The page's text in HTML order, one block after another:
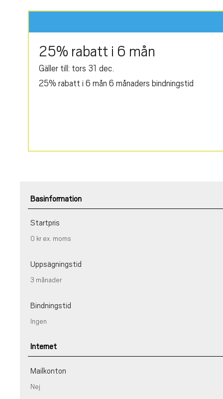
25% rabatt i 6 mån
Gäller till: tors 31 dec.
25% rabatt i 6 mån 6 månaders bindningstid
Basinformation
Startpris
0 kr ex. moms
Uppsägningstid
3 månader
Bindningstid
Ingen
Internet
Mailkonton
Nej